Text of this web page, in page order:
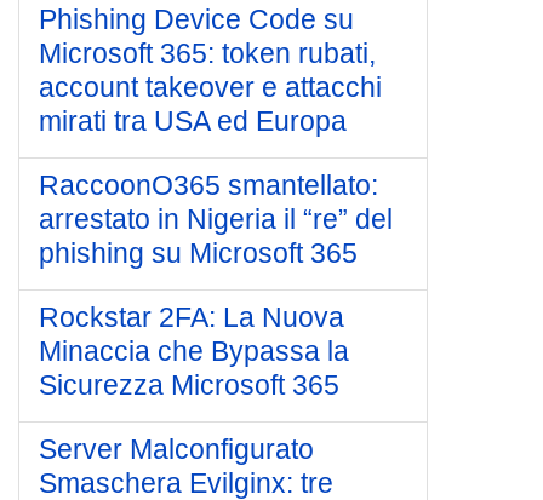
Phishing Device Code su
Microsoft 365: token rubati,
account takeover e attacchi
mirati tra USA ed Europa
RaccoonO365 smantellato:
arrestato in Nigeria il “re” del
phishing su Microsoft 365
Rockstar 2FA: La Nuova
Minaccia che Bypassa la
Sicurezza Microsoft 365
Server Malconfigurato
Smaschera Evilginx: tre